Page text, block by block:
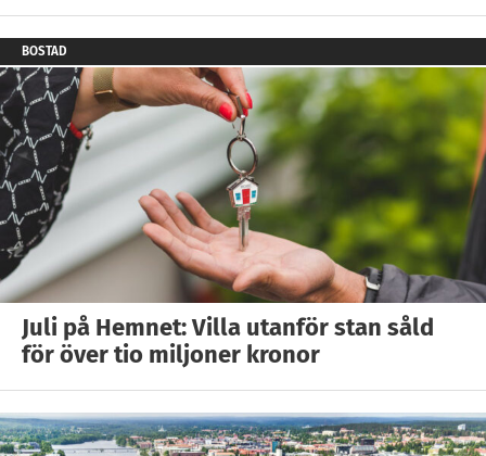
BOSTAD
Juli på Hemnet: Villa utanför stan såld
för över tio miljoner kronor